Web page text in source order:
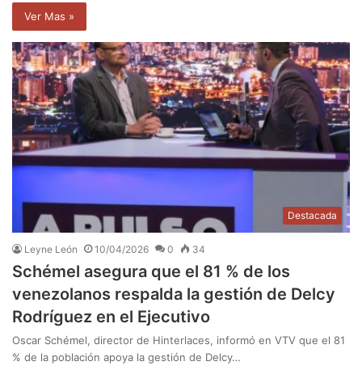
Ver Mas »
Destacada
Leyne León 10/04/2026 0 34
Schémel asegura que el 81 % de los
venezolanos respalda la gestión de Delcy
Rodríguez en el Ejecutivo
Oscar Schémel, director de Hinterlaces, informó en VTV que el 81
% de la población apoya la gestión de Delcy…